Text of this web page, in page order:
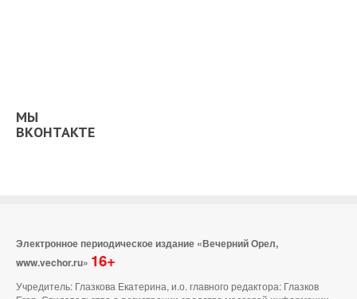
МЫ
ВКОНТАКТЕ
Электронное периодическое издание «Вечерний Орел,
www.vechor.ru» 16+
Учредитель: Глазкова Екатерина, и.о. главного редактора: Глазков